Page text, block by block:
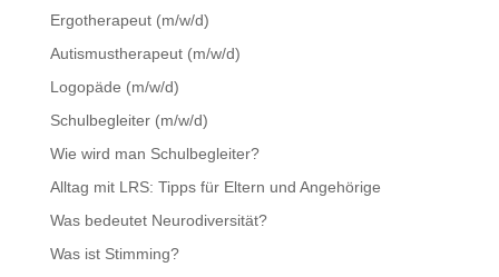
Ergotherapeut (m/w/d)
Autismustherapeut (m/w/d)
Logopäde (m/w/d)
Schulbegleiter (m/w/d)
Wie wird man Schulbegleiter?
Alltag mit LRS: Tipps für Eltern und Angehörige
Was bedeutet Neurodiversität?
Was ist Stimming?